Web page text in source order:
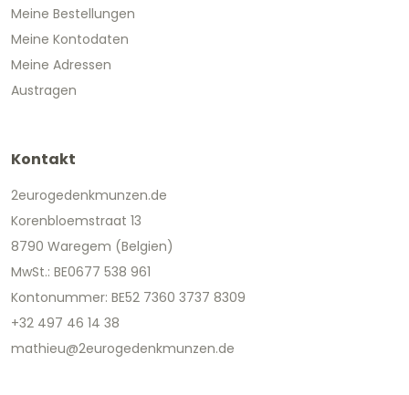
Meine Bestellungen
Meine Kontodaten
Meine Adressen
Austragen
Kontakt
2eurogedenkmunzen.de
Korenbloemstraat 13
8790 Waregem (Belgien)
MwSt.: BE0677 538 961
Kontonummer: BE52 7360 3737 8309
+32 497 46 14 38
mathieu@2eurogedenkmunzen.de